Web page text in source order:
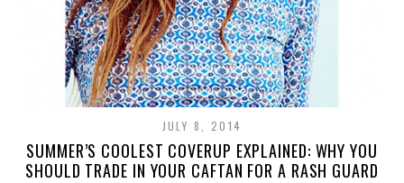
HM Make Up Italia
VOGUE BRAZIL
CELEBRATES THE
NEYAMAR JR AND
GISELE BÜNDCHEN
JULY 8, 2014
SUMMER’S COOLEST COVERUP EXPLAINED: WHY YOU
SHOULD TRADE IN YOUR CAFTAN FOR A RASH GUARD